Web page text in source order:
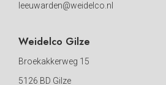
leeuwarden@weidelco.nl
Weidelco Gilze
Broekakkerweg 15
5126 BD Gilze